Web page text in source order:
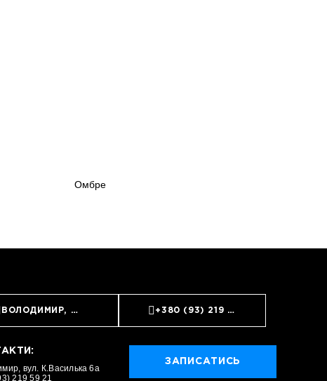
Омбре
ВОЛОДИМИР, ВУЛ. К.ВАСИЛЬКА 6А +380 (93) 219 59 21
вул. К.Василька 6а
219 59 21
ЗАПИСАТИСЬ